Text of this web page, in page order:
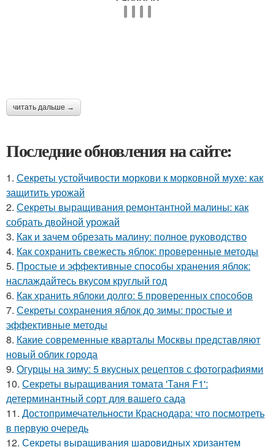
читать дальше →
Последние обновления на сайте:
1. Секреты устойчивости моркови к морковной мухе: как
защитить урожай
2. Секреты выращивания ремонтантной малины: как
собрать двойной урожай
3. Как и зачем обрезать малину: полное руководство
4. Как сохранить свежесть яблок: проверенные методы
5. Простые и эффективные способы хранения яблок:
наслаждайтесь вкусом круглый год
6. Как хранить яблоки долго: 5 проверенных способов
7. Секреты сохранения яблок до зимы: простые и
эффективные методы
8. Какие современные кварталы Москвы представляют
новый облик города
9. Огурцы на зиму: 5 вкусных рецептов с фотографиями
10. Секреты выращивания томата 'Таня F1':
детерминантный сорт для вашего сада
11. Достопримечательности Краснодара: что посмотреть
в первую очередь
12. Секреты выращивания шаровидных хризантем